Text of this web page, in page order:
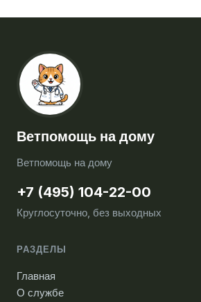
Ветпомощь на дому
Ветпомощь на дому
+7 (495) 104-22-00
Круглосуточно, без выходных
РАЗДЕЛЫ
Главная
О службе